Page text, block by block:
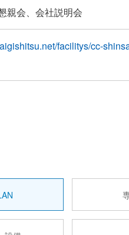
親会、会社説明会
facilitys/cc-